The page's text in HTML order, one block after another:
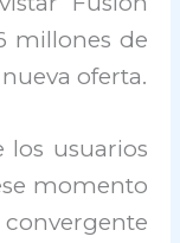
millones de
oferta.
los usuarios
momento